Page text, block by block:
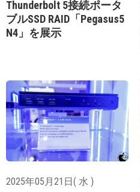
Thunderbolt 5接続ポータ
ブルSSD RAID「Pegasus5
N4」を展示
2025年05月21日( 水 )